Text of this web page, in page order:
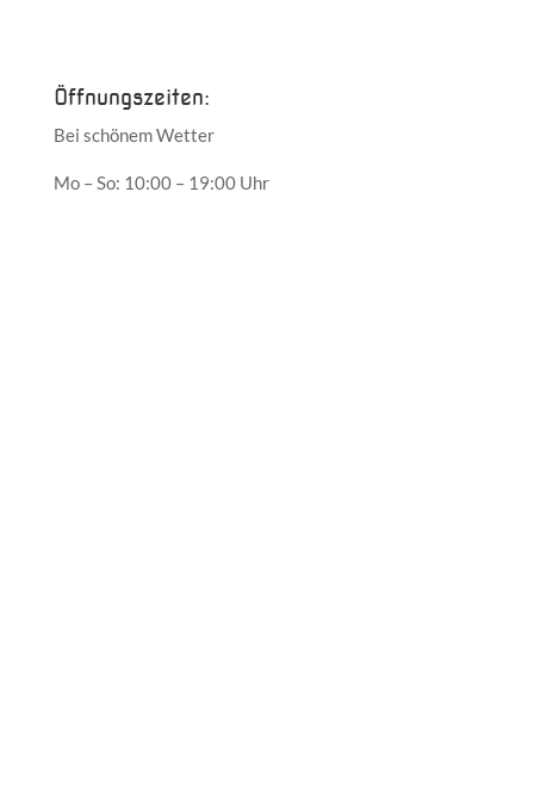
Öffnungszeiten:
Bei schönem Wetter
Mo – So: 10:00 – 19:00 Uhr